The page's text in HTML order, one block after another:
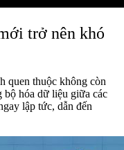
trở nên khó
quen thuộc không còn
bộ hóa dữ liệu giữa các
lập tức, dẫn đến